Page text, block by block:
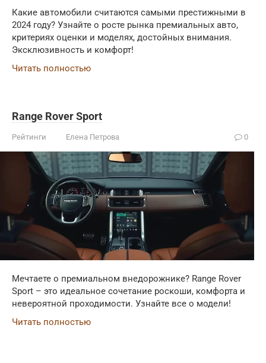
Какие автомобили считаются самыми престижными в
2024 году? Узнайте о росте рынка премиальных авто,
критериях оценки и моделях, достойных внимания.
Эксклюзивность и комфорт!
Читать полностью
Range Rover Sport
Рейтинги Елена Петрова 0
Мечтаете о премиальном внедорожнике? Range Rover
Sport – это идеальное сочетание роскоши, комфорта и
невероятной проходимости. Узнайте все о модели!
Читать полностью